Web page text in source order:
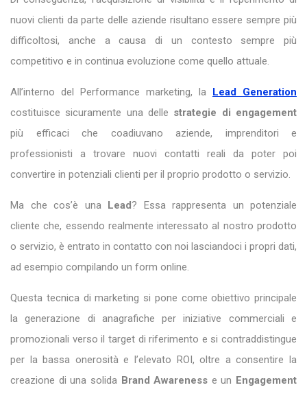
nuovi clienti da parte delle aziende risultano essere sempre più
difficoltosi, anche a causa di un contesto sempre più
competitivo e in continua evoluzione come quello attuale.
All’interno del Performance marketing, la Lead Generation
costituisce sicuramente una delle strategie di engagement
più efficaci che coadiuvano aziende, imprenditori e
professionisti a trovare nuovi contatti reali da poter poi
convertire in potenziali clienti per il proprio prodotto o servizio.
Ma che cos’è unaLead? Essa rappresenta un potenziale
cliente che, essendo realmente interessato al nostro prodotto
o servizio, è entrato in contatto con noi lasciandoci i propri dati,
ad esempio compilando un form online.
Questa tecnica di marketing si pone come obiettivo principale
la generazione di anagrafiche per iniziative commerciali e
promozionali verso il target di riferimento e si contraddistingue
per la bassa onerosità e l’elevato ROI, oltre a consentire la
creazione di una solida Brand Awareness e un Engagement